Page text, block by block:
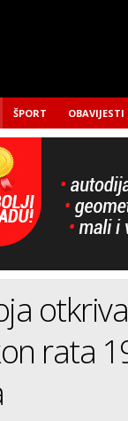
ŠPORT OBAVIJESTI
rata